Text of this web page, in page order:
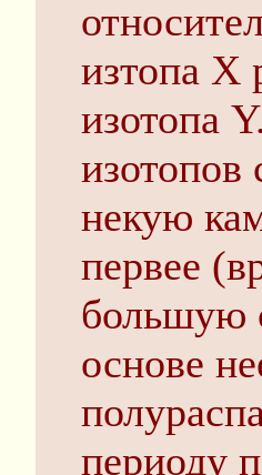
изтопа X
изотопа
изотопов
некую
первее
большую
основе
периоду